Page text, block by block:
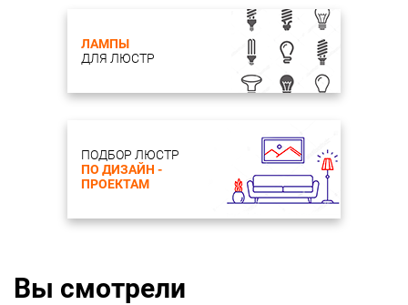
ЛАМПЫ
ДЛЯ ЛЮСТР
ПОДБОР ЛЮСТР
ПО ДИЗАЙН -
ПРОЕКТАМ
Вы смотрели